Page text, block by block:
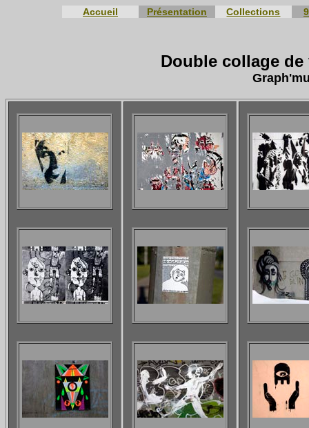
Accueil Présentation Collections
Double collage